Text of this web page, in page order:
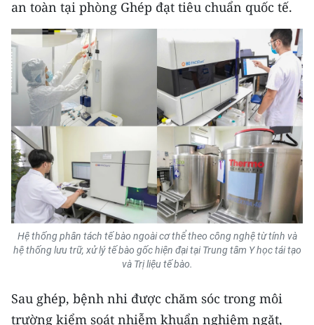
an toàn tại phòng Ghép đạt tiêu chuẩn quốc tế.
Hệ thống phân tách tế bào ngoài cơ thể theo công nghệ từ tính và
hệ thống lưu trữ, xử lý tế bào gốc hiện đại tại Trung tâm Y học tái tạo
và Trị liệu tế bào.
Sau ghép, bệnh nhi được chăm sóc trong môi
trường kiểm soát nhiễm khuẩn nghiêm ngặt,